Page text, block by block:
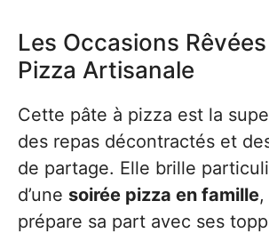
Les Occasions
Pizza Artisanale
Cette pâte à pizza est la
des repas décontractés et
de partage. Elle brille
d’une soirée pizza en famille
prépare sa part avec ses